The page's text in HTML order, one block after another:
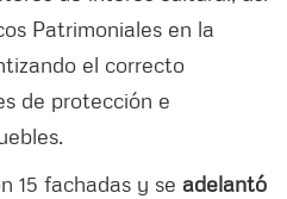
Patrimoniales en la
el correcto
de protección e
15 fachadas y se adelantó